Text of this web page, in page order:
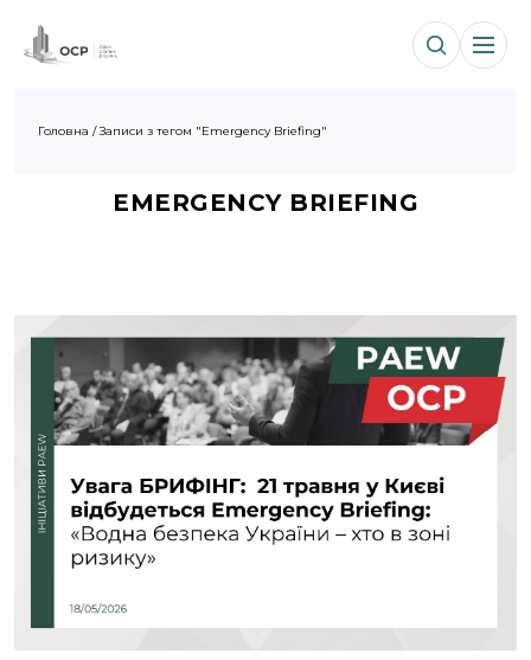
Головна /Записи з тегом "Emergency Briefing"
EMERGENCY BRIEFING